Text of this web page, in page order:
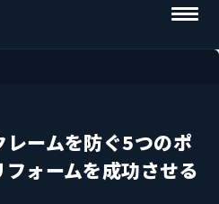
ームを防ぐ5つのポ
ォームを成功させる